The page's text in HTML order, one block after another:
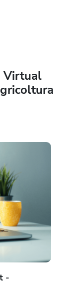
Virtual
-